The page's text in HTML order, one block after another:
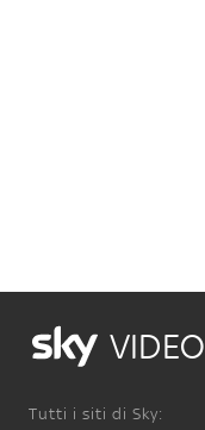
VIDEO
Tutti i siti di Sky: